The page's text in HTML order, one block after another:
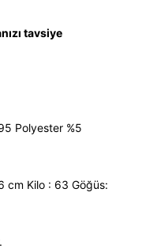
tavsiye
Polyester %5
cm Kilo : 63 Göğüs: